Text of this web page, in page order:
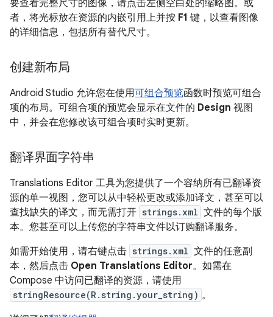
要查看完整尺寸的图像，请点击左侧空白处的缩略图。或
者，将光标放在资源的内嵌引用上并按 F1 键，以查看图像
的详细信息，包括所有替代尺寸。
创建新布局
Android Studio 允许您在使用可组合预览函数时预览可组合
项的布局。可组合项的预览会显示在文件的 Design 视图
中，并会在您修改该可组合项时实时更新。
翻译界面字符串
Translations Editor 工具为您提供了一个容纳所有已翻译资
源的单一视图，您可以从中轻松更改或添加译文，甚至可以
查找缺失的译文，而无需打开 strings.xml 文件的每个版
本。您甚至可以上传您的字符串文件以订购翻译服务。
如需开始使用，请右键点击 strings.xml 文件的任意副
本，然后点击 Open Translations Editor。如需在
Compose 中访问已翻译的资源，请使用
stringResource(R.string.your_string) 。